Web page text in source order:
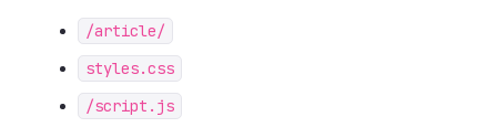
/article/
styles.css
/script.js